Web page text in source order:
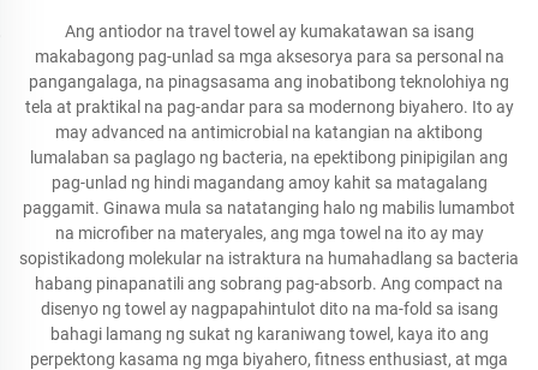
Ang antiodor na travel towel ay kumakatawan sa isang
makabagong pag-unlad sa mga aksesorya para sa personal na
pangangalaga, na pinagsasama ang inobatibong teknolohiya ng
tela at praktikal na pag-andar para sa modernong biyahero. Ito ay
may advanced na antimicrobial na katangian na aktibong
lumalaban sa paglago ng bacteria, na epektibong pinipigilan ang
pag-unlad ng hindi magandang amoy kahit sa matagalang
paggamit. Ginawa mula sa natatanging halo ng mabilis lumambot
na microfiber na materyales, ang mga towel na ito ay may
sopistikadong molekular na istraktura na humahadlang sa bacteria
habang pinapanatili ang sobrang pag-absorb. Ang compact na
disenyo ng towel ay nagpapahintulot dito na ma-fold sa isang
bahagi lamang ng sukat ng karaniwang towel, kaya ito ang
perpektong kasama ng mga biyahero, fitness enthusiast, at mga